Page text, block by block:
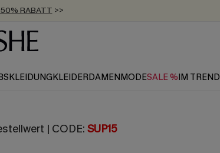
RABATT >>
EXTRA ERHALTEN
AB 89 €
KLEIDERDAMENMODESALE %IM TREND
| CODE: SUP15